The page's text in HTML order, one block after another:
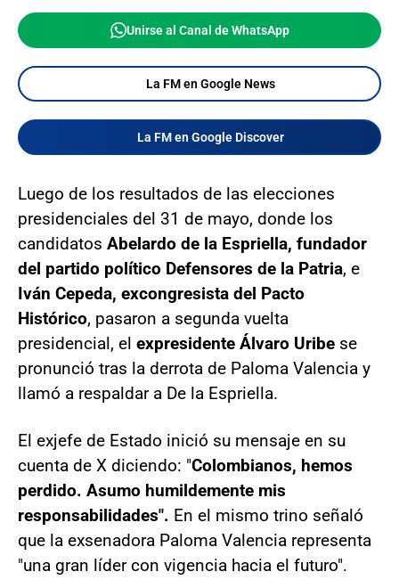
Unirse al Canal de WhatsApp
La FM en Google News
La FM en Google Discover
Luego de los resultados de las elecciones
presidenciales del 31 de mayo, donde los
candidatos Abelardo de la Espriella, fundador
del partido político Defensores de la Patria, e
Iván Cepeda, excongresista del Pacto
Histórico, pasaron a segunda vuelta
presidencial, el expresidente Álvaro Uribe se
pronunció tras la derrota de Paloma Valencia y
llamó a respaldar a De la Espriella.
El exjefe de Estado inició su mensaje en su
cuenta de X diciendo: "Colombianos, hemos
perdido. Asumo humildemente mis
responsabilidades". En el mismo trino señaló
que la exsenadora Paloma Valencia representa
"una gran líder con vigencia hacia el futuro".